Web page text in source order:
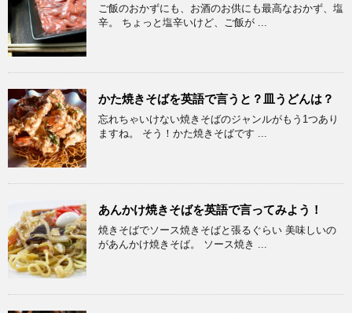
ご飯のおかずにも、お酒のお供にも最高なおかず、塩
辛。 ちょっと塩辛いけど、ご飯が ...
かた焼きそばを英語で言うと？皿うどんは？
忘れちゃいけない焼きそばのジャンルがもう1つあり
ますね。 そう！かた焼きそばです ...
あんかけ焼きそばを英語で言ってみよう！
焼きそばでソース焼きそばと張るぐらい 美味しいの
があんかけ焼きそば。 ソース焼き ...